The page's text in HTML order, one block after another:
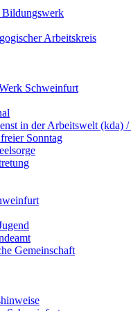
Bildungswerk
Arbeitskreis
Schweinfurt
in der Arbeitswelt (kda) /
Sonntag
Gemeinschaft